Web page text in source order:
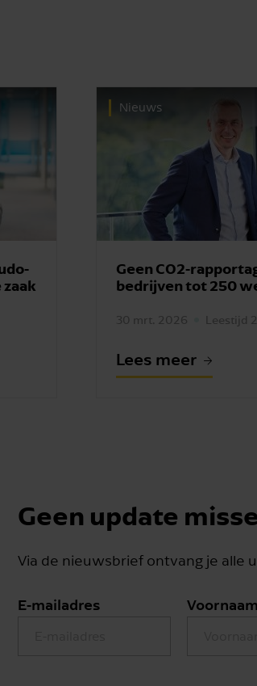
Nieuws
Geen CO2-
bedrijven tot 250
30 mrt. 2026 Leestijd
Lees meer
Geen update
Via de nieuwsbrief ontvang je alle
E-mailadres Voornaam